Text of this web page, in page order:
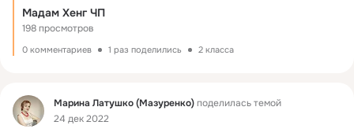
Мадам Хенг ЧП
198 просмотров
0 комментариев 1 раз поделились 2 класса
Фид Марина Латушко (Мазуренко)поделилась темой
24 дек 2022